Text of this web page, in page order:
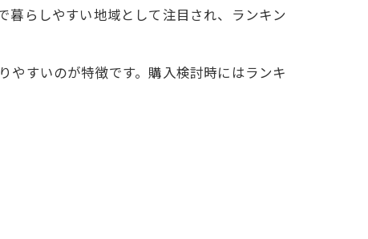
らしやすい地域として注目され、ランキン
やすいのが特徴です。購入検討時にはランキ